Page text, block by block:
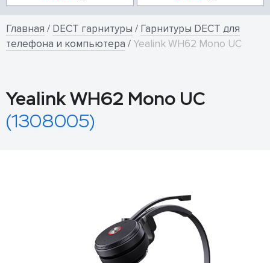
Главная / DECT гарнитуры / Гарнитуры DECT для
телефона и компьютера /Yealink WH62 Mono UC
Yealink WH62 Mono UC
(1308005)